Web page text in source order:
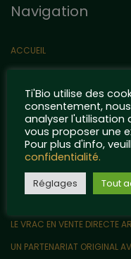
Navigation
ACCUEIL
TI’BIO ET SES ENGAGEMENTS
NOS MACÉRATIONS PREMIUM
CONTACT
QUELQUES POINTS DE
MENTIONS LÉGALES ET
Articles récents
LE VRAC EN VENTE DIRECTE
UN PARTENARIAT ORIGINAL
Ti'Bio utilise des
consentement,
analyser l'utilisation
vous proposer une
Pour plus d'info,
confidentialité.
Réglages Tout